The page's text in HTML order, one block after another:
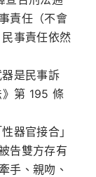
責任（不會
民事責任依然
是民事訴
》第 195 條
器官接合」
告雙方存有
手、親吻、